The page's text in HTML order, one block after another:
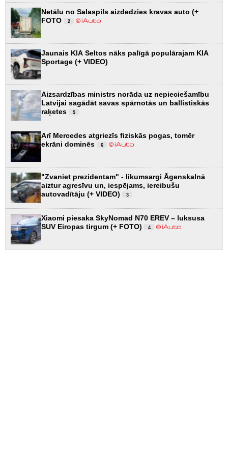
Netālu no Salaspils aizdedzies kravas auto (+
FOTO
2
Jaunais KIA Seltos nāks palīgā populārajam KIA
Sportage (+ VIDEO)
Aizsardzības ministrs norāda uz nepieciešamību
Latvijai sagādāt savas spārnotās un ballistiskās
raķetes
5
Arī Mercedes atgriezīs fiziskās pogas, tomēr
ekrāni dominēs
6
"Zvaniet prezidentam" - likumsargi Āgenskalnā
aiztur agresīvu un, iespējams, iereibušu
autovadītāju (+ VIDEO)
3
Xiaomi piesaka SkyNomad N70 EREV – luksusa
SUV Eiropas tirgum (+ FOTO)
4